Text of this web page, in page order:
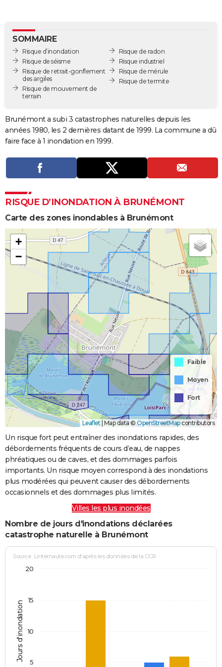
GUIDES D'ACHAT
BONS PLANS
CARTE DE VOEUX
Carte de Noël
Carte Bonne année
Carte Saint-Valentin
Carte Pâques
Carte d'anniversaire
DICTIONNAIRE
COPAINS D'AVANT
Bricolage
Lifestyle
Culture
Sport
Auto
Television
Voyage
Cinema
SOMMAIRE
Risque d’inondation
Risque de séisme
Risque de retrait-gonflement
des argiles
Risque de mouvement de
terrain
Risque de radon
Risque industriel
Risque de mérule
Risque de termite
Brunémont a subi 3 catastrophes naturelles depuis les
années 1980, les 2 dernières datant de 1999. La commune a dû
faire face à 1 inondation en 1999.
RISQUE D’INONDATION À BRUNÉMONT
Carte des zones inondables à Brunémont
+
−
Faible
Moyen
Fort
Leaflet | Map data © OpenStreetMapcontributors
Un risque fort peut entraîner des inondations rapides, des
débordements fréquents de cours d’eau, de nappes
phréatiques ou de caves, et des dommages parfois
importants. Un risque moyen correspond à des inondations
plus modérées qui peuvent causer des débordements
occasionnels et des dommages plus limités.
Villes les plus inondées
Nombre de jours d'inondations déclarées
catastrophe naturelle à Brunémont
Jours d'inondation
Source : Linternaute.com d'après les données de la CCR
5
10
15
20